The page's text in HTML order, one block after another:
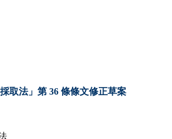
取法」第 36 條條文修正草案
法